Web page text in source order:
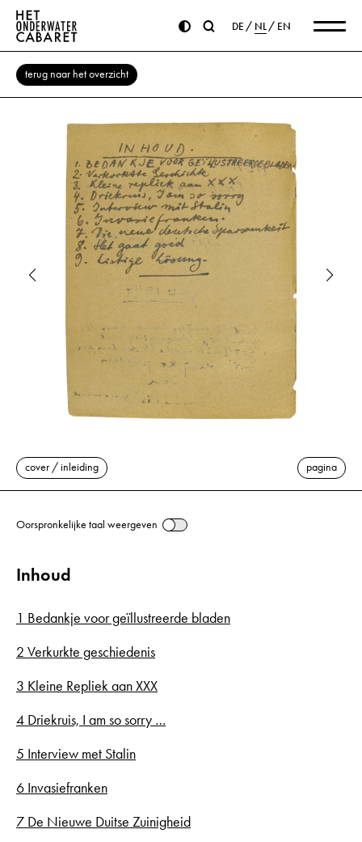
DE NL EN
terug naar het overzicht
cover / inleiding pagina
Oorspronkelijke taal weergeven
Inhoud
1 Bedankje voor geïllustreerde bladen
2 Verkurkte geschiedenis
3 Kleine Repliek aan XXX
4 Driekruis, I am so sorry …
5 Interview met Stalin
6 Invasiefranken
7 De Nieuwe Duitse Zuinigheid